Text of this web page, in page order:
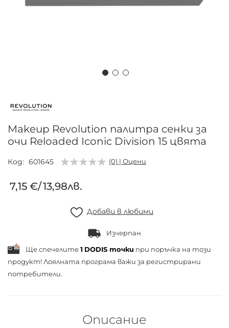
началото
галерия
със
снимки
Makeup Revolution палитра сенки за
очи Reloaded Iconic Division 15 цвята
Код 601645 (0) | Оцени
7,15 €/13,98лв.
Добави в любими
Изчерпан
Ще спечелите1 DODIS точки при поръчка на този
продукт! Лоялната програма важи за регистрирани
потребители.
Описание